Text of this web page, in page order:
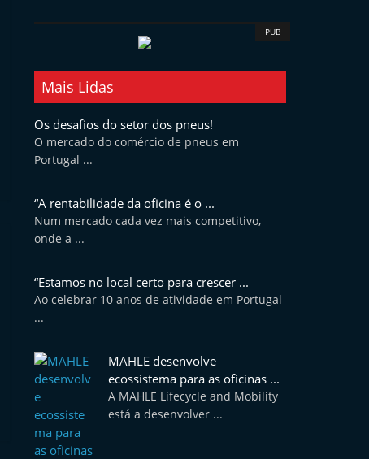
PUB
Mais Lidas
Os desafios do setor dos pneus!
O mercado do comércio de pneus em
Portugal ...
“A rentabilidade da oficina é o ...
Num mercado cada vez mais competitivo,
onde a ...
“Estamos no local certo para crescer ...
Ao celebrar 10 anos de atividade em Portugal
...
MAHLE desenvolve
ecossistema para as oficinas ...
A MAHLE Lifecycle and Mobility
está a desenvolver ...